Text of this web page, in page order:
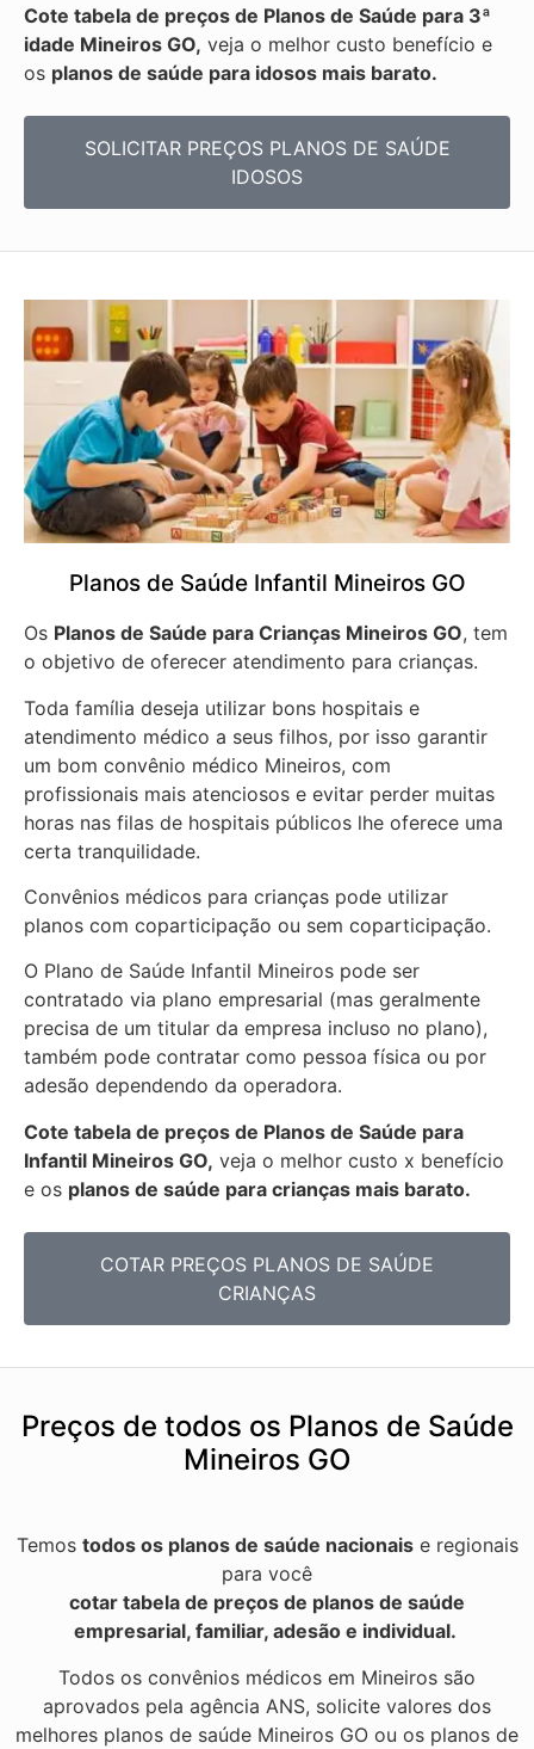
Cote tabela de preços de Planos de Saúde para 3ª
idade Mineiros GO, veja o melhor custo benefício e
os planos de saúde para idosos mais barato.
SOLICITAR PREÇOS PLANOS DE SAÚDE
IDOSOS
Planos de Saúde Infantil Mineiros GO
Os Planos de Saúde para Crianças Mineiros GO, tem
o objetivo de oferecer atendimento para crianças.
Toda família deseja utilizar bons hospitais e
atendimento médico a seus filhos, por isso garantir
um bom convênio médico Mineiros, com
profissionais mais atenciosos e evitar perder muitas
horas nas filas de hospitais públicos lhe oferece uma
certa tranquilidade.
Convênios médicos para crianças pode utilizar
planos com coparticipação ou sem coparticipação.
O Plano de Saúde Infantil Mineiros pode ser
contratado via plano empresarial (mas geralmente
precisa de um titular da empresa incluso no plano),
também pode contratar como pessoa física ou por
adesão dependendo da operadora.
Cote tabela de preços de Planos de Saúde para
Infantil Mineiros GO, veja o melhor custo x benefício
e os planos de saúde para crianças mais barato.
COTAR PREÇOS PLANOS DE SAÚDE
CRIANÇAS
Preços de todos os Planos de Saúde
Mineiros GO
Temos todos os planos de saúde nacionaise regionais
para você
cotar tabela de preços de planos de saúde
empresarial, familiar, adesão e individual.
Todos os convênios médicos em Mineiros são
aprovados pela agência ANS, solicite valores dos
melhores planos de saúde Mineiros GO ou os planos de